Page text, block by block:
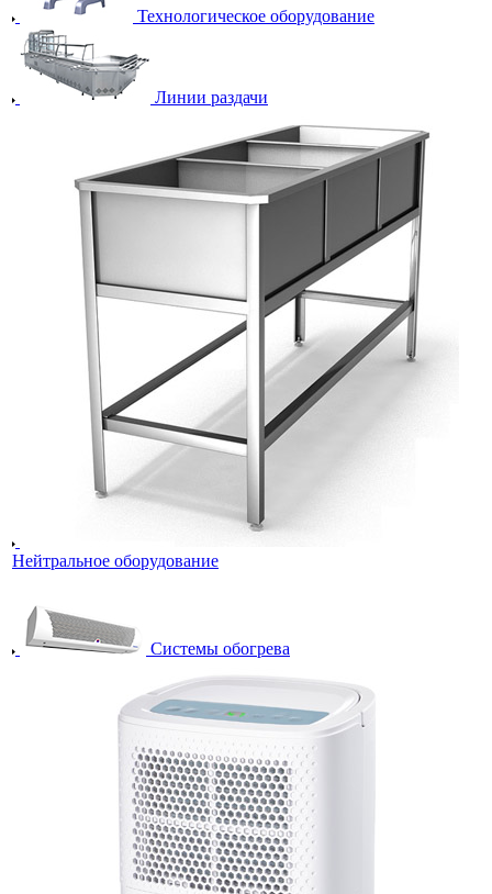
Технологическое оборудование
Линии раздачи
Нейтральное оборудование
Системы обогрева